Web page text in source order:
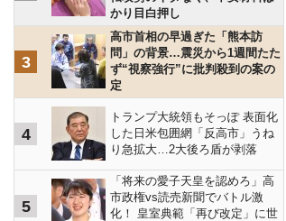
かり目白押し
3
高市首相の早過ぎた「熊本訪
問」の背景…震災から1週間たた
ず“視察強行”に批判殺到の案の
定
4
トランプ大統領もそっぽ 表面化
した日米包囲網「反高市」うね
り急拡大…2大後ろ盾が剥落
5
「将来の愛子天皇を認めろ」高
市政権vs読売新聞でバトル激
化！ 皇室典範「再び改定」に世